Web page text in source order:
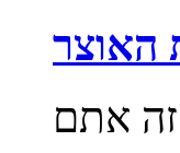
האוצר